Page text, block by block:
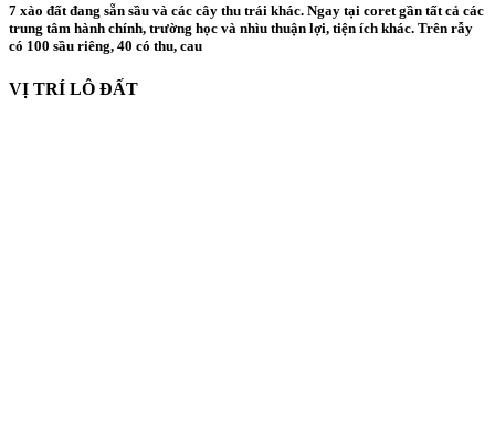
7 xào đất đang sẵn sầu và các cây thu trái khác. Ngay tại coret gần tất cả các
trung tâm hành chính, trường học và nhìu thuận lợi, tiện ích khác. Trên rẫy
có 100 sầu riêng, 40 có thu, cau
VỊ TRÍ LÔ ĐẤT